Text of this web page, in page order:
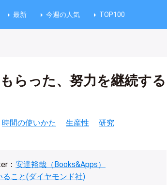
最新 今週の人気 TOP100
らった、努力を継続する
時間の使いかた 生産性
研究
： 安達裕哉（Books&Apps）
こと(ダイヤモンド社)